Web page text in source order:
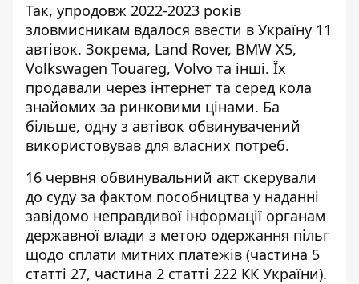
Так, упродовж 2022-2023 років
зловмисникам вдалося ввести в Україну 11
автівок. Зокрема, Land Rover, BMW X5,
Volkswagen Touareg, Volvo та інші. Їх
продавали через інтернет та серед кола
знайомих за ринковими цінами. Ба
більше, одну з автівок обвинувачений
використовував для власних потреб.
16 червня обвинувальний акт скерували
до суду за фактом пособництва у наданні
завідомо неправдивої інформації органам
державної влади з метою одержання пільг
щодо сплати митних платежів (частина 5
статті 27, частина 2 статті 222 КК України).